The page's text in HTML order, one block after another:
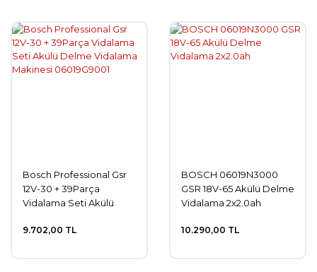
Bosch Professional Gsr
12V-30 + 39Parça
Vidalama Seti Akülü
Makinesi 06019G9001
9.702,00 TL
BOSCH 06019N3000
GSR 18V-65 Akülü Delme
Vidalama 2x2.0ah
10.290,00 TL